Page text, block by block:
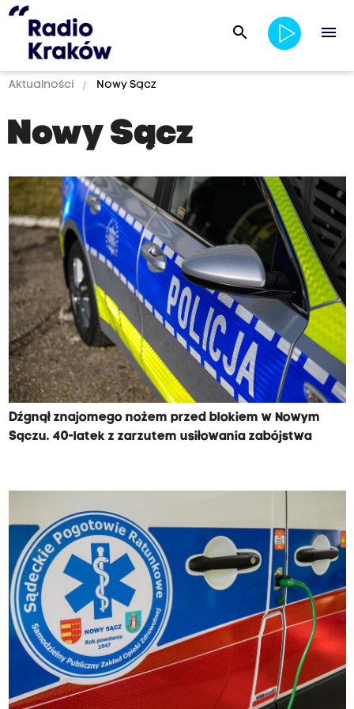
search menu
Aktualności Nowy Sącz
Nowy Sącz
Dźgnął znajomego nożem przed blokiem w Nowym
Sączu. 40-latek z zarzutem usiłowania zabójstwa